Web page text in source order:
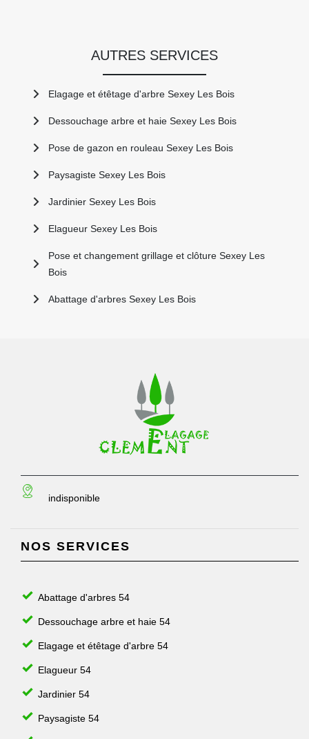
AUTRES SERVICES
Elagage et étêtage d'arbre Sexey Les Bois
Dessouchage arbre et haie Sexey Les Bois
Pose de gazon en rouleau Sexey Les Bois
Paysagiste Sexey Les Bois
Jardinier Sexey Les Bois
Elagueur Sexey Les Bois
Pose et changement grillage et clôture Sexey Les
Bois
Abattage d'arbres Sexey Les Bois
indisponible
NOS SERVICES
Abattage d'arbres 54
Dessouchage arbre et haie 54
Elagage et étêtage d'arbre 54
Elagueur 54
Jardinier 54
Paysagiste 54